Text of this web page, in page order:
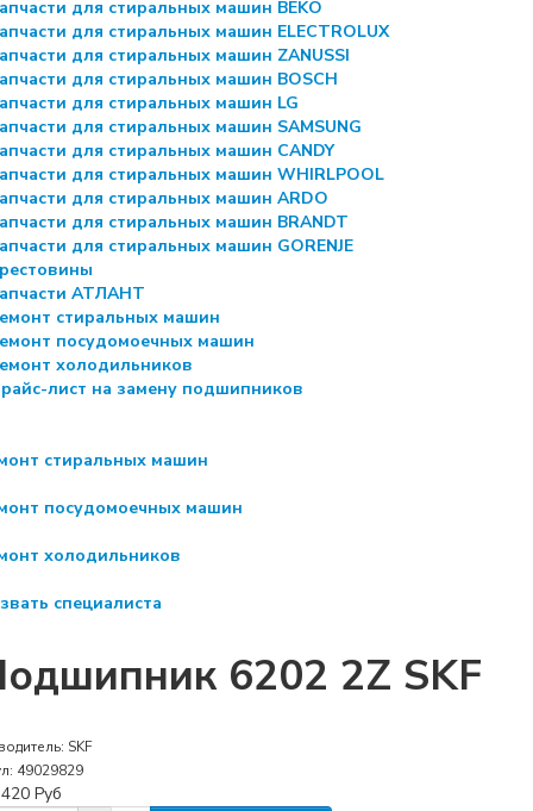
для стиральных машин BEKO
для стиральных машин ELECTROLUX
для стиральных машин ZANUSSI
для стиральных машин BOSCH
для стиральных машин LG
для стиральных машин SAMSUNG
для стиральных машин CANDY
для стиральных машин WHIRLPOOL
для стиральных машин ARDO
для стиральных машин BRANDT
для стиральных машин GORENJE
АТЛАНТ
стиральных машин
посудомоечных машин
холодильников
лист на замену подшипников
стиральных машин
посудомоечных машин
холодильников
специалиста
6202 2Z SKF
SKF
49029829
420 Руб